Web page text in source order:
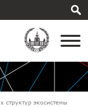
структур экосистемы